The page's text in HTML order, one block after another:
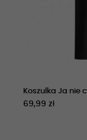
Koszulka Ja nie
69,99 zł